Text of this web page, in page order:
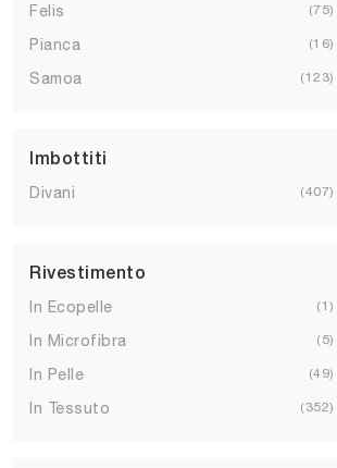
Felis 75
Pianca 16
Samoa 123
Imbottiti
Divani 407
Rivestimento
In Ecopelle 1
In Microfibra 5
In Pelle 49
In Tessuto 352